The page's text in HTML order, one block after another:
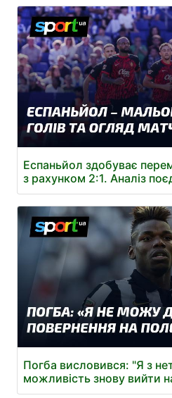
Еспаньйол здобуває
з рахунком 2:1. Аналіз
Погба висловився: "Я з
можливість знову вийти